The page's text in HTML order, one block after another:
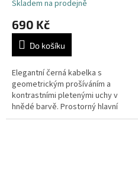
Skladem na prodejně
690 Kč
Do košíku
Elegantní černá kabelka s
geometrickým prošíváním a
kontrastními pletenými uchy v
hnědé barvě. Prostorný hlavní
oddíl se zapínáním na zip,